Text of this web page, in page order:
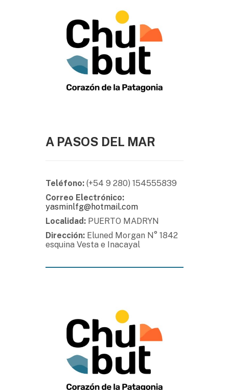
A PASOS DEL MAR
Teléfono: (+54 9 280) 154555839
Correo Electrónico:
yasminlfg@hotmail.com
Localidad: PUERTO MADRYN
Dirección: Eluned Morgan N° 1842
esquina Vesta e Inacayal